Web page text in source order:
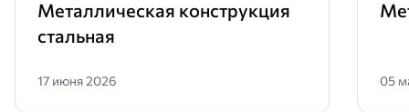
Металлическая конструкция
стальная
17 июня 2026 05